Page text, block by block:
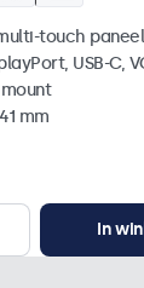
touch paneel
USB-C,
mm
In